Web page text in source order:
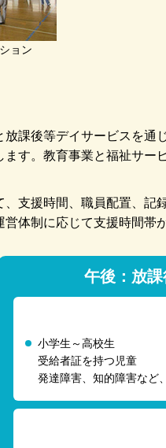
ョン
課後等デイサービスを通
す。教育事業と福祉サー
支援時間、職員配置、記
体制に応じて支援時間帯
午後：放
小学生～高校生
受給者証を持つ児童
発達障害、知的障害など